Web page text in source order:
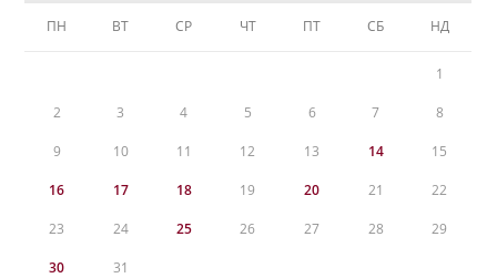
ПН ВТ СР ЧТ ПТ СБ НД
1
2 3 4 5 6 7 8
9 10 11 12 13 14 15
16 17 18 19 20 21 22
23 24 25 26 27 28 29
30 31